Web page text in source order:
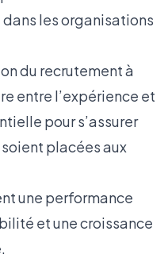
les organisations
du recrutement à
entre l’expérience et
pour s’assurer
placées aux
une performance
et une croissance